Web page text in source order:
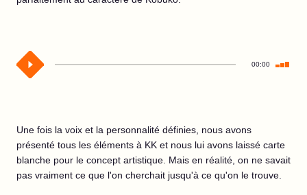
00:00
Une fois la voix et la personnalité définies, nous avons
présenté tous les éléments à KK et nous lui avons laissé carte
blanche pour le concept artistique. Mais en réalité, on ne savait
pas vraiment ce que l'on cherchait jusqu'à ce qu'on le trouve.